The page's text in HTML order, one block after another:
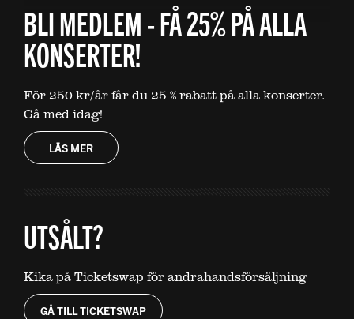
BLI MEDLEM - FÅ 25% PÅ ALLA
KONSERTER!
För 250 kr/år får du 25 % rabatt på alla konserter.
Gå med idag!
LÄS MER
UTSÅLT?
Kika på Ticketswap för andrahandsförsäljning
GÅ TILL TICKETSWAP